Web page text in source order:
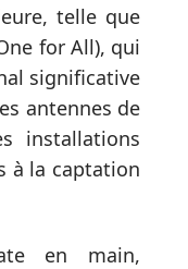
telle que
for All), qui
significative
antennes de
installations
à la captation
en main,